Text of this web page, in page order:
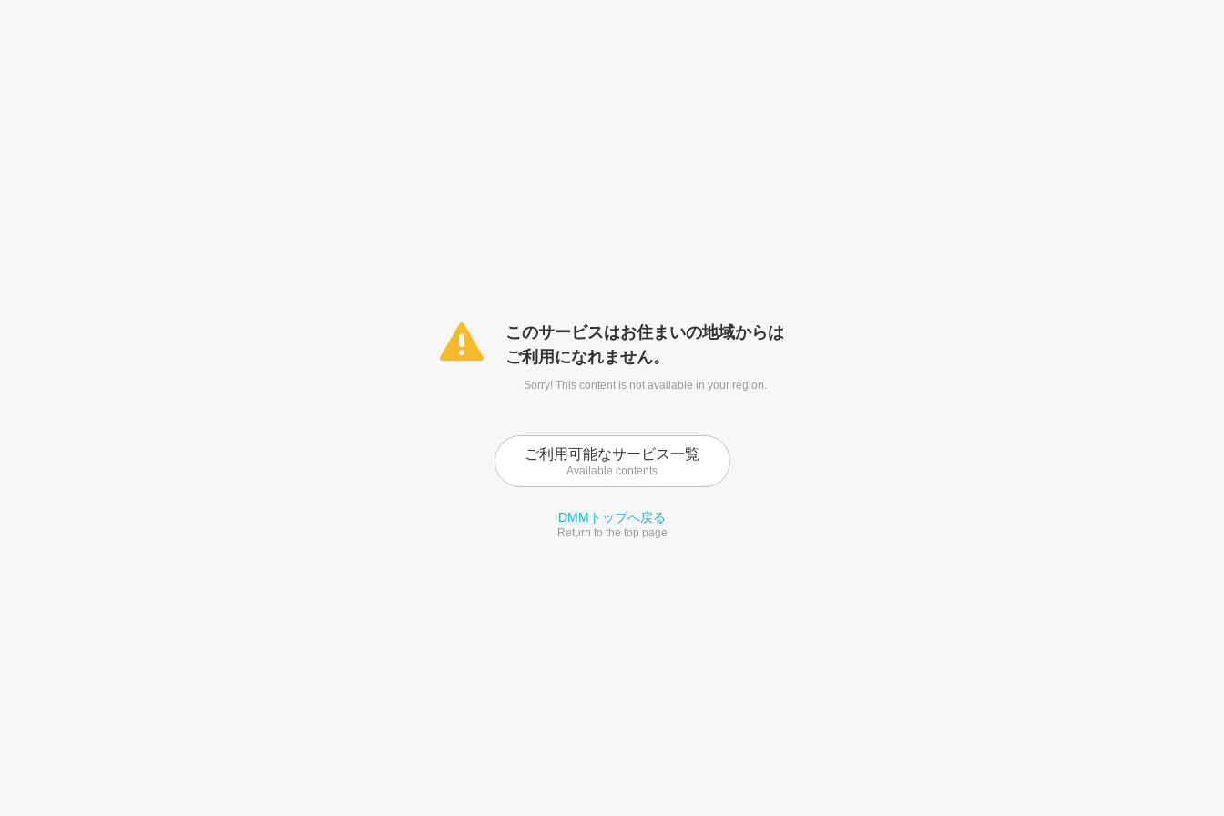
このサービスはお住まいの地域からは
ご利用になれません。
Sorry! This content is not available in your region.
ご利用可能なサービス一覧
Available contents
DMMトップへ戻る
Return to the top page